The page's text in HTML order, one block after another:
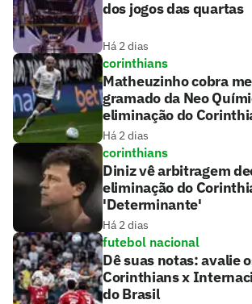
dos jogos das quartas
Há 2 dias
corinthians
Matheuzinho cobra
gramado da Neo
eliminação do
Há 2 dias
corinthians
Diniz vê arbitragem
eliminação do
'Determinante'
Há 2 dias
futebol nacional
Dê suas notas: avalie
Corinthians x
do Brasil